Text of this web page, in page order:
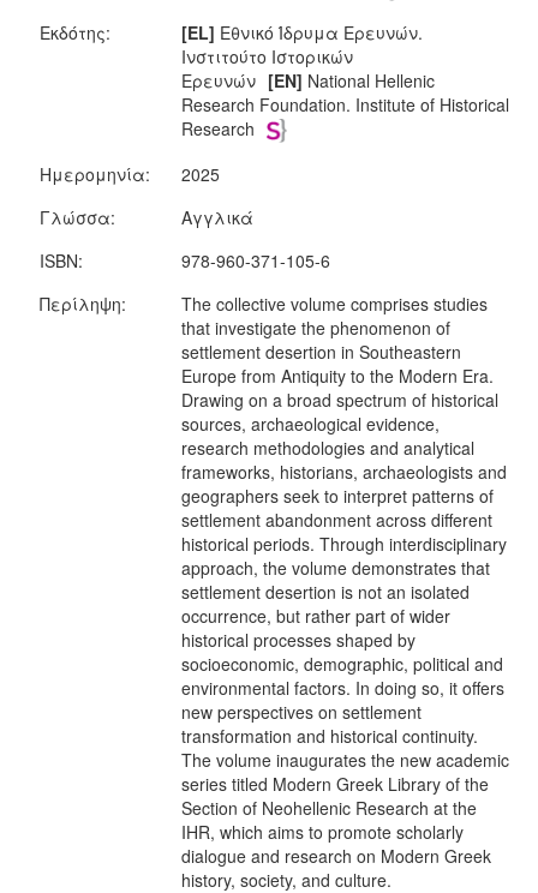
Εκδότης:
[EL] Εθνικό Ίδρυμα Ερευνών.
Ινστιτούτο Ιστορικών
Ερευνών [EN] National Hellenic
Research Foundation. Institute of Historical
Research
Ημερομηνία:
2025
Γλώσσα:
Αγγλικά
ISBN:
978-960-371-105-6
Περίληψη:
The collective volume comprises studies
that investigate the phenomenon of
settlement desertion in Southeastern
Europe from Antiquity to the Modern Era.
Drawing on a broad spectrum of historical
sources, archaeological evidence,
research methodologies and analytical
frameworks, historians, archaeologists and
geographers seek to interpret patterns of
settlement abandonment across different
historical periods. Through interdisciplinary
approach, the volume demonstrates that
settlement desertion is not an isolated
occurrence, but rather part of wider
historical processes shaped by
socioeconomic, demographic, political and
environmental factors. In doing so, it offers
new perspectives on settlement
transformation and historical continuity.
The volume inaugurates the new academic
series titled Modern Greek Library of the
Section of Neohellenic Research at the
IHR, which aims to promote scholarly
dialogue and research on Modern Greek
history, society, and culture.